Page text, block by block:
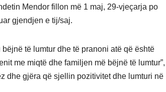
Mendor fillon më 1 maj, 29-vjeçarja po
gjendjen e tij/saj.
të lumtur dhe të pranoni atë që është
me miqtë dhe familjen më bëjnë të lumtur”,
dhe gjëra që sjellin pozitivitet dhe lumturi në